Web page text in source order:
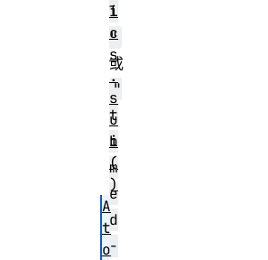
l
"
或
"
t
i
m
e
d
-
i
c
s
.
s
u
b
(
)
A
t
o